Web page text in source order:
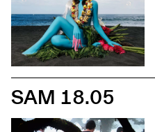
SAM 18.05